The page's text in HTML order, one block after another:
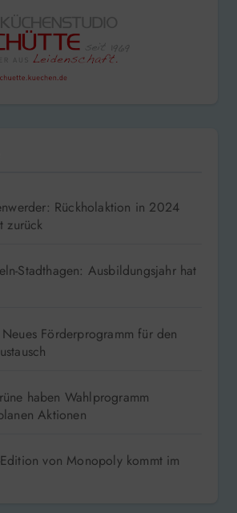
Rückholaktion in 2024
zurück
Stadthagen: Ausbildungsjahr hat
Förderprogramm für den
haben Wahlprogramm
Aktionen
von Monopoly kommt im